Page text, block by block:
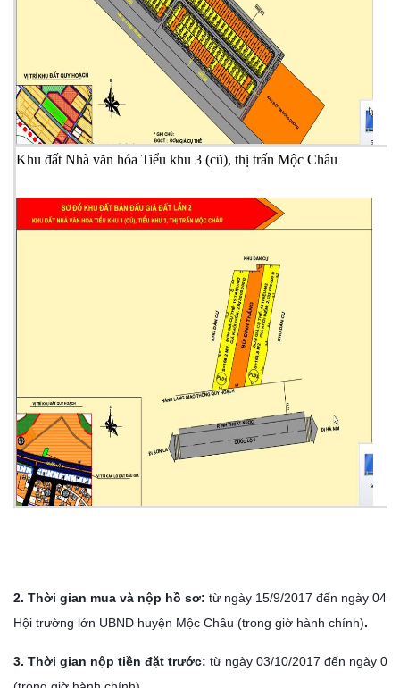
Khu đất Nhà văn hóa Tiểu khu 3 (cũ), thị trấn Mộc Châu
2. Thời gian mua và nộp hồ sơ: từ ngày 15/9/2017 đến ngày 04/
Hội trường lớn UBND huyện Mộc Châu (trong giờ hành chính).
3. Thời gian nộp tiền đặt trước: từ ngày 03/10/2017 đến ngày